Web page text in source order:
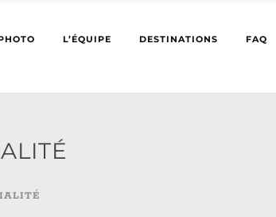
L’ÉQUIPE DESTINATIONS FAQ